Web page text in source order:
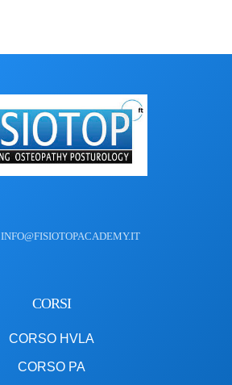
INFO@FISIOTOPACADEMY.IT
CORSI
CORSO HVLA
CORSO PA